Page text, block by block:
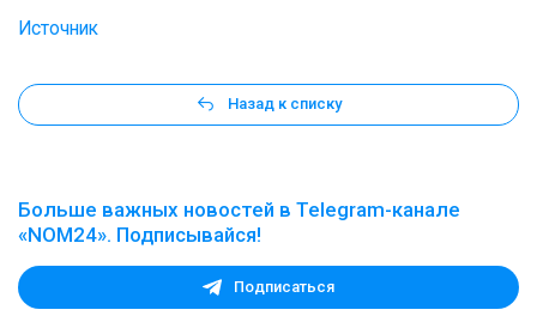
Источник
Назад к списку
Больше важных новостей в Telegram-канале
«NOM24». Подписывайся!
Подписаться